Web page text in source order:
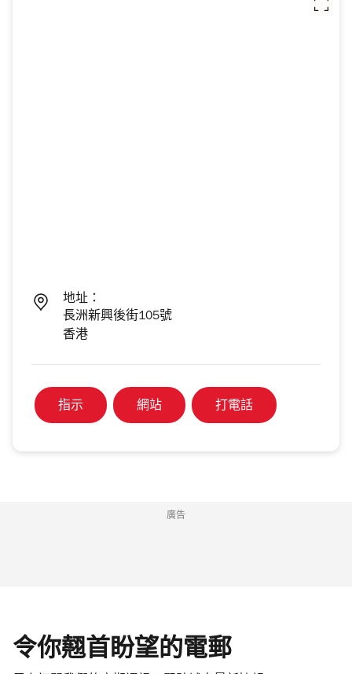
地址：
長洲新興後街105號
香港
指示 網站 打電話
廣告
令你翹首盼望的電郵